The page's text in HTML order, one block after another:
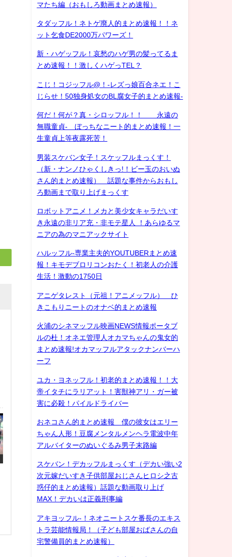
マたち編（おもしろ動画まとめ速報）
タダッフル！ネトゲ廃人的まとめ速報！！ネ
ット乞食DE2000万パワーズ！
新・ハゲッフル！哀愁のハゲ男の髪ってるま
とめ速報！！激しくハゲっTEL？
こじ！コジッフル@！-レズっ娘百合ネエ！こ
じらせ！50独身処女のBL腐女子的まとめ速報-
何だ！何が？真・シロッフル！！ 永遠の
無職童貞- ぼっちなニート的まとめ速報！一
生童貞上等夜露死苦！
男装スケバン女子！スケッフルまっくす！
（新・ナンノひゃくしきっ!！ビー玉のおいぬ
さん的まとめ速報） 話題な事件からおもし
ろ動画まで取り上げまっくす
ロボットアニメ！メカと美少女キャラだいす
き永遠の非リア充・非モテ星人 ！あらゆるマ
ニアの為のマニアックサイト
ハルッフル-専業主夫的YOUTUBERまとめ速
報！キモデブロリコンおたく！初老人の介護
生活！激動の1750日
アニゲタレスト（元祖！アニメッフル） ひ
きこもりニートのオナベ的まとめ速報
火浦のシネマッフル映画NEWS情報ポータブ
ルの杜！オネエ管理人オカマちゃんの鬼女的
まとめ速報!オカマッフルアタックナンバーハ
ーフ
ユカ・ヨネッフル！初老的まとめ速報！！大
帝イタチにラリアット！害獣神アリ・ガー被
害に必殺！パイルドライバー
おネコさん的まとめ速報 僕の彼女はエリー
ちゃん人形！豆腐メンタルメンヘラ電波中年
アルバイターのぬいぐるみ男子末路編
スケバン！デカッフルまっくす（デカい強い2
次元嫁だいすき子供部屋おじさんヒロシ之古
惑仔的まとめ速報）話題な動画取り上げ
MAX！デカいは正義刑事編
アキヨッフル-！ネオニートスケ番長のエキス
トラ芸能情報局！（子ども部屋おばさんの自
宅警備員的まとめ速報）